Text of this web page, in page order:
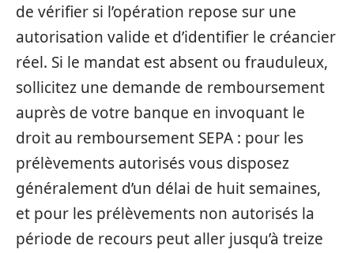
de vérifier si l’opération repose sur une
autorisation valide et d’identifier le créancier
réel. Si le mandat est absent ou frauduleux,
sollicitez une demande de remboursement
auprès de votre banque en invoquant le
droit au remboursement SEPA : pour les
prélèvements autorisés vous disposez
généralement d’un délai de huit semaines,
et pour les prélèvements non autorisés la
période de recours peut aller jusqu’à treize